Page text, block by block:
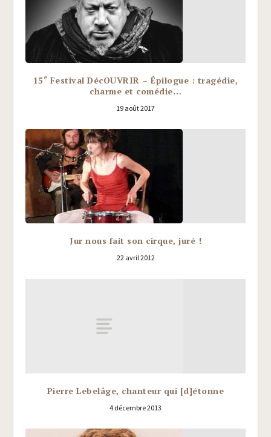
15e Festival DécOUVRIR – Épilogue : tragédie,
charme et comédie…
19 août 2017
Jur nous fait son cirque, juré !
22 avril 2012
Pierre Lebelâge, chanteur qui [d]étonne
4 décembre 2013